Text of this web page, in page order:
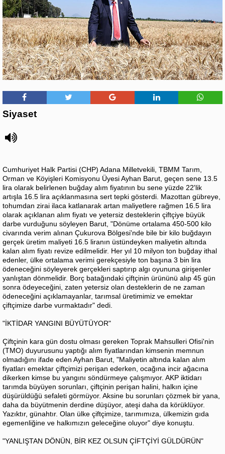
Siyaset
Cumhuriyet Halk Partisi (CHP) Adana Milletvekili, TBMM Tarım,
Orman ve Köyişleri Komisyonu Üyesi Ayhan Barut, geçen sene 13.5
lira olarak belirlenen buğday alım fiyatının bu sene yüzde 22'lik
artışla 16.5 lira açıklanmasına sert tepki gösterdi. Mazottan gübreye,
tohumdan zirai ilaca katlanarak artan maliyetlere rağmen 16.5 lira
olarak açıklanan alım fiyatı ve yetersiz desteklerin çiftçiye büyük
darbe vurduğunu söyleyen Barut, "Dönüme ortalama 450-500 kilo
civarında verim alınan Çukurova Bölgesi'nde bile bir kilo buğdayın
gerçek üretim maliyeti 16.5 liranın üstündeyken maliyetin altında
kalan alım fiyatı revize edilmelidir. Her yıl 10 milyon ton buğday ithal
edenler, ülke ortalama verimi gerekçesiyle ton başına 3 bin lira
ödeneceğini söyleyerek gerçekleri saptırıp algı oyununa girişenler
yanlıştan dönmelidir. Borç batağındaki çiftçinin ürününü alıp 45 gün
sonra ödeyeceğini, zaten yetersiz olan desteklerin de ne zaman
ödeneceğini açıklamayanlar, tarımsal üretimimiz ve emektar
çiftçimize darbe vurmaktadır" dedi.
"İKTİDAR YANGINI BÜYÜTÜYOR"
Çiftçinin kara gün dostu olması gereken Toprak Mahsulleri Ofisi'nin
(TMO) duyurusunu yaptığı alım fiyatlarından kimsenin memnun
olmadığını ifade eden Ayhan Barut, "Maliyetin altında kalan alım
fiyatları emektar çiftçimizi perişan ederken, ocağına incir ağacına
dikerken kimse bu yangını söndürmeye çalışmıyor. AKP iktidarı
tarımda büyüyen sorunları, çiftçinin perişan halini, halkın içine
düşürüldüğü sefaleti görmüyor. Aksine bu sorunları çözmek bir yana,
daha da büyütmenin derdine düşüyor, ateşi daha da körüklüyor.
Yazıktır, günahtır. Olan ülke çiftçimize, tarımımıza, ülkemizin gıda
egemenliğine ve halkımızın geleceğine oluyor" diye konuştu.
"YANLIŞTAN DÖNÜN, BİR KEZ OLSUN ÇİFTÇİYİ GÜLDÜRÜN"